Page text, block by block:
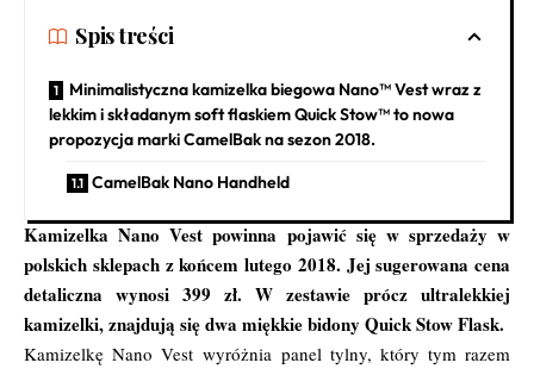
Spis treści
Minimalistyczna kamizelka biegowa Nano™ Vest wraz z
lekkim i składanym soft flaskiem Quick Stow™ to nowa
propozycja marki CamelBak na sezon 2018.
CamelBak Nano Handheld
Kamizelka Nano Vest powinna pojawić się w sprzedaży w
polskich sklepach z końcem lutego 2018. Jej sugerowana cena
detaliczna wynosi 399 zł. W zestawie prócz ultralekkiej
kamizelki, znajdują się dwa miękkie bidony Quick Stow Flask.
Kamizelkę Nano Vest wyróżnia panel tylny, który tym razem